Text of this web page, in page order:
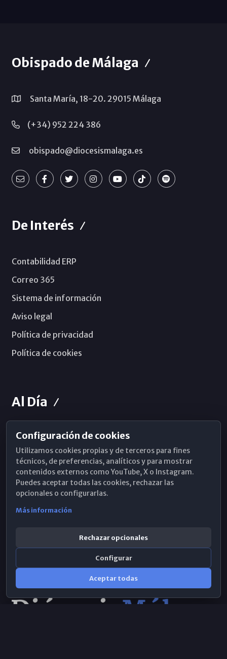
Obispado de Málaga
Santa María, 18-20. 29015 Málaga
(+34) 952 224 386
obispado@diocesismalaga.es
De Interés
Contabilidad ERP
Correo 365
Sistema de información
Aviso legal
Política de privacidad
Política de cookies
Al Día
Horarios de Misa
Hemeroteca
WhatsApp
Configuración de cookies
Utilizamos cookies propias y de terceros para fines
técnicos, de preferencias, analíticos y para mostrar
contenidos externos como YouTube, X o Instagram.
Puedes aceptar todas las cookies, rechazar las
opcionales o configurarlas.
Más información
Rechazar opcionales
Configurar
Aceptar todas